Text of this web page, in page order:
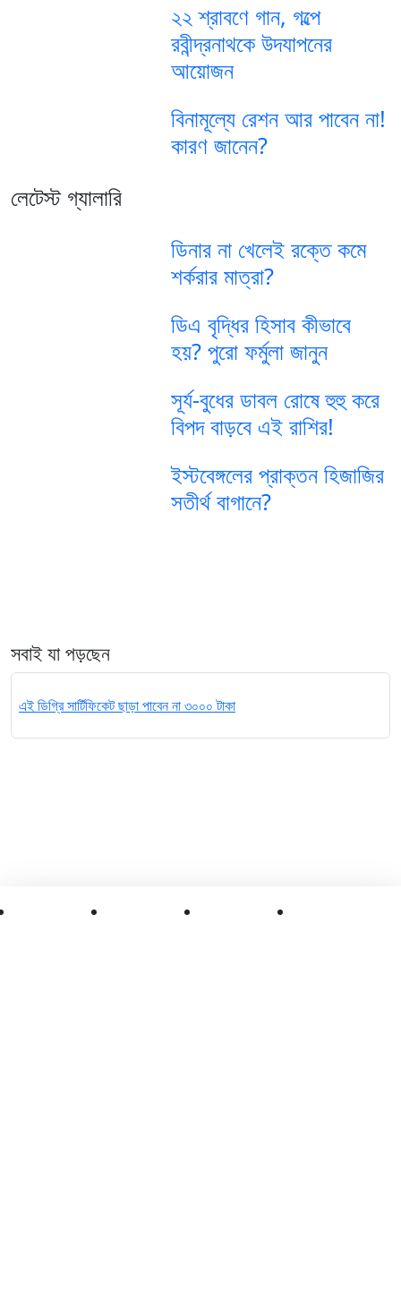
২২ শ্রাবণে গান, গল্পে
রবীন্দ্রনাথকে উদযাপনের
আয়োজন
বিনামূল্যে রেশন আর পাবেন না!
কারণ জানেন?
লেটেস্ট গ্যালারি
ডিনার না খেলেই রক্তে কমে
শর্করার মাত্রা?
ডিএ বৃদ্ধির হিসাব কীভাবে
হয়? পুরো ফর্মুলা জানুন
সূর্য-বুধের ডাবল রোষে হুহু করে
বিপদ বাড়বে এই রাশির!
ইস্টবেঙ্গলের প্রাক্তন হিজাজির
সতীর্থ বাগানে?
সবাই যা পড়ছেন
এই ডিগ্রি সার্টিফিকেট ছাড়া পাবেন না ৩০০০ টাকা